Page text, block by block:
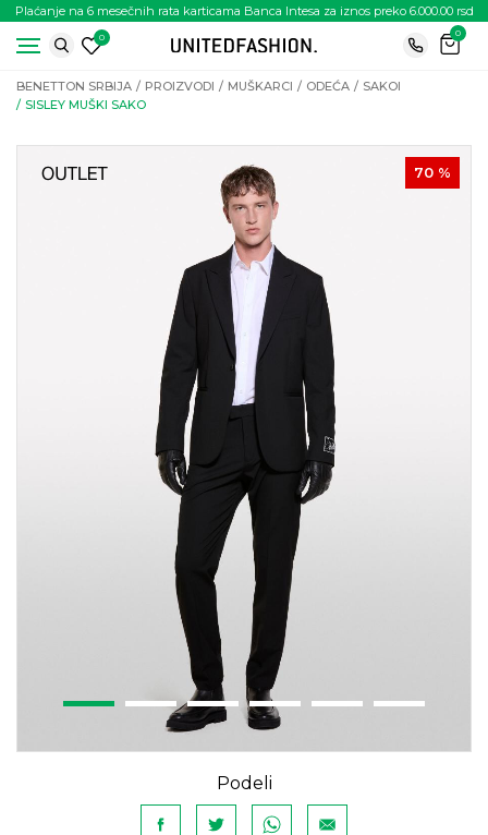
Plaćanje na 6 mesečnih rata karticama Banca Intesa za iznos preko 6.000.00 rsd
0
0
BENETTON SRBIJA PROIZVODI MUŠKARCI ODEĆA
SAKOI
SISLEY MUŠKI SAKO
70 %
Podeli